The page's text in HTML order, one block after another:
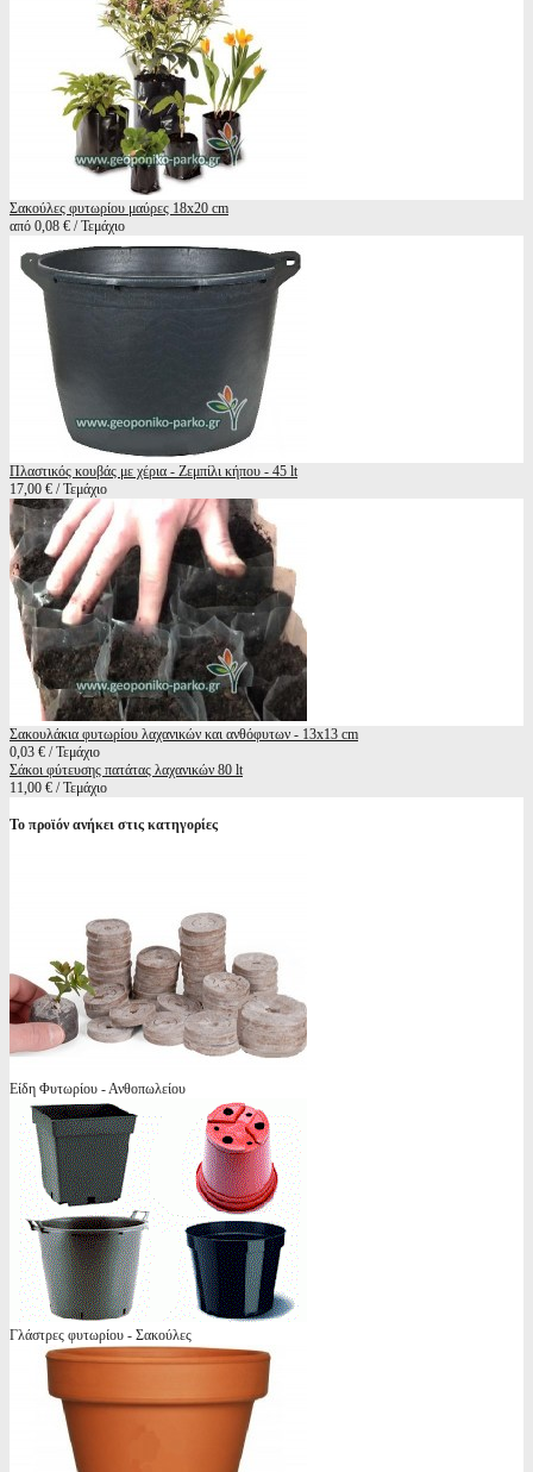
Σακούλες φυτωρίου μαύρες 18x20 cm
από 0,08 € / Τεμάχιο
Πλαστικός κουβάς με χέρια - Ζεμπίλι κήπου - 45 lt
17,00 € / Τεμάχιο
Σακουλάκια φυτωρίου λαχανικών και ανθόφυτων - 13x13 cm
0,03 € / Τεμάχιο
Σάκοι φύτευσης πατάτας λαχανικών 80 lt
11,00 € / Τεμάχιο
Το προϊόν ανήκει στις κατηγορίες
Είδη Φυτωρίου - Ανθοπωλείου
Γλάστρες φυτωρίου - Σακούλες